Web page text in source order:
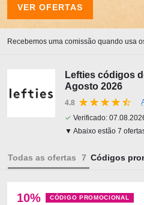
VER OFERTAS
Recebemos uma comissão quando usa
Lefties códigos
Agosto 2026
4.8
✓ Verificado:
▼ Abaixo estão 7
Todas as ofertas Códigos
10% CÓDIGO PROMOCIONAL